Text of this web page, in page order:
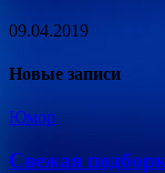
09.04.2019
Новые записи
Юмор
Свежая